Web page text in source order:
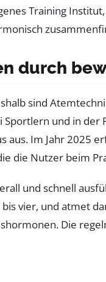
Training
durch
sind
Sportlern und in
Im Jahr 2025
die Nutzer beim
und schnell
vier, und atmet
Die